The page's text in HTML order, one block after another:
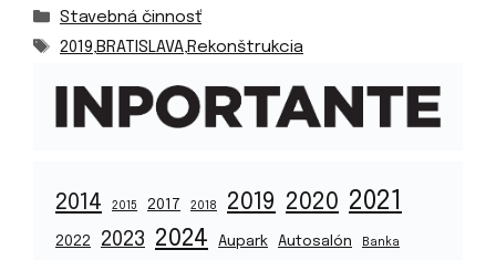
Kategórie
Stavebná činnosť
Značky
2019,BRATISLAVA,Rekonštrukcia
2014 2015 2017 2018 2019 2020 2021
2022 2023 2024 Aupark Autosalón Banka